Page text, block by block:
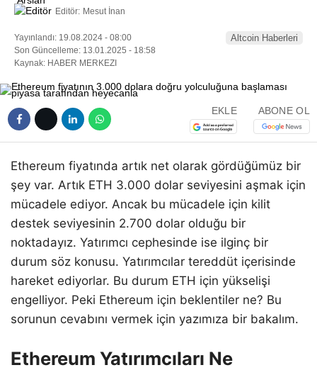
Editör: Mesut İnan
Yayınlandı: 19.08.2024 - 08:00
Son Güncelleme: 13.01.2025 - 18:58
Kaynak: HABER MERKEZI
Altcoin Haberleri
EKLE ABONE OL
Ethereum fiyatında artık net olarak gördüğümüz bir
şey var. Artık ETH 3.000 dolar seviyesini aşmak için
mücadele ediyor. Ancak bu mücadele için kilit
destek seviyesinin 2.700 dolar olduğu bir
noktadayız. Yatırımcı cephesinde ise ilginç bir
durum söz konusu. Yatırımcılar tereddüt içerisinde
hareket ediyorlar. Bu durum ETH için yükselişi
engelliyor. Peki Ethereum için beklentiler ne? Bu
sorunun cevabını vermek için yazımıza bir bakalım.
Ethereum Yatırımcıları Ne